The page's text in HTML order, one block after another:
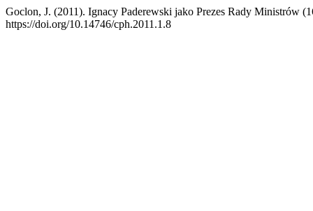
Goclon, J. (2011). Ignacy Paderewski jako Prezes Rady Ministrów
https://doi.org/10.14746/cph.2011.1.8